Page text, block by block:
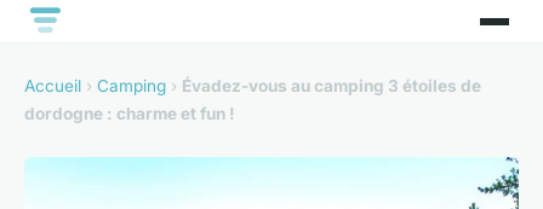
Accueil › Camping › Évadez-vous au camping 3 étoiles de
dordogne : charme et fun !